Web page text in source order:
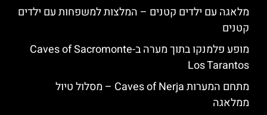
מלאגה עם ילדים קטנים – המלצות למשפחות עם ילדים
קטנים
מופע פלמנקו בתוך מערה ב-Caves of Sacromonte
Los Tarantos
מתחם המערות Caves of Nerja – מסלול טיול
ממלאגה